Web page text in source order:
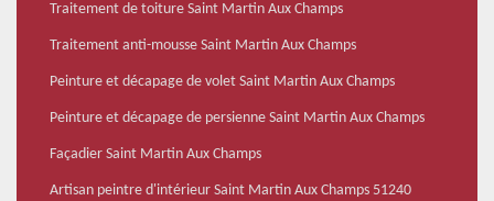
Traitement de toiture Saint Martin Aux Champs
Traitement anti-mousse Saint Martin Aux Champs
Peinture et décapage de volet Saint Martin Aux Champs
Peinture et décapage de persienne Saint Martin Aux Champs
Façadier Saint Martin Aux Champs
Artisan peintre d'intérieur Saint Martin Aux Champs 51240